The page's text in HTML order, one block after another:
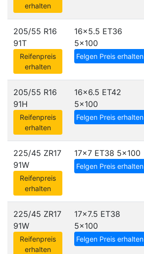
erhalten
205/55 R16
91T
Reifenpreis
erhalten
16x5.5 ET36
5x100
Felgen Preis erhalten
205/55 R16
91H
Reifenpreis
erhalten
16x6.5 ET42
5x100
Felgen Preis erhalten
225/45 ZR17
91W
Reifenpreis
erhalten
17x7 ET38 5x100
Felgen Preis erhalten
225/45 ZR17
91W
Reifenpreis
erhalten
17x7.5 ET38
5x100
Felgen Preis erhalten